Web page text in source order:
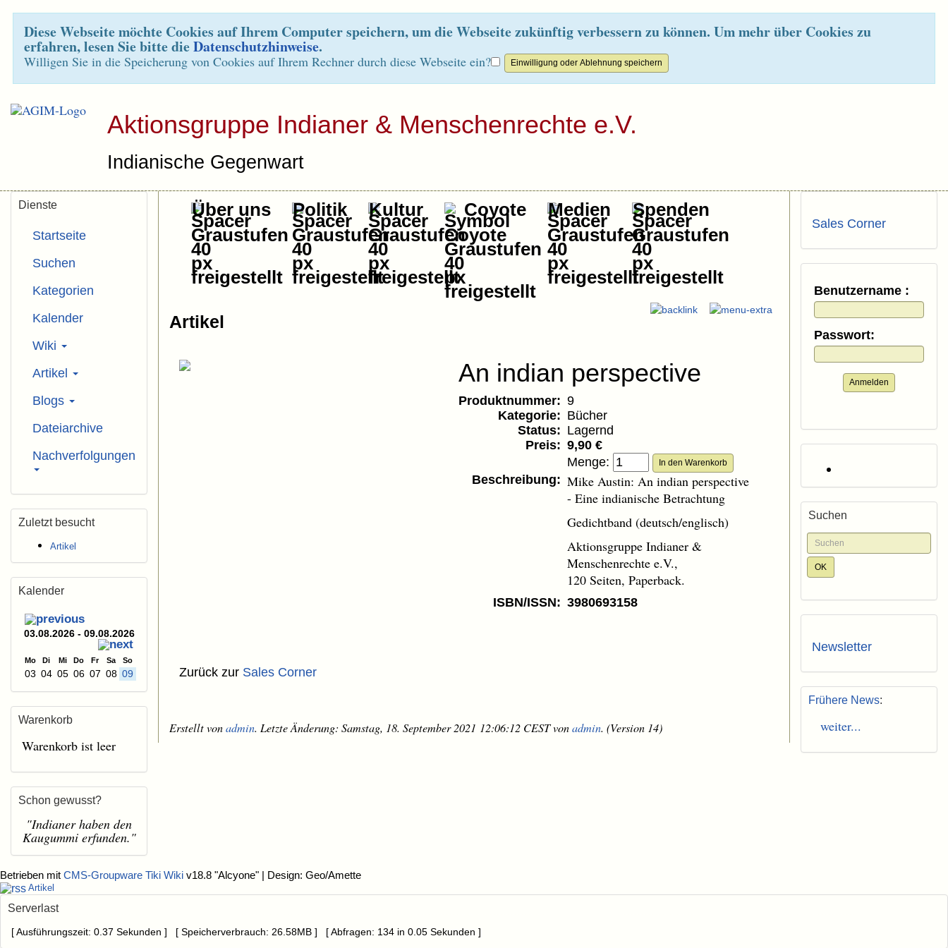
Diese Webseite möchte Cookies auf Ihrem Computer speichern, um die Webseite zukünftig verbessern zu können. Um mehr über Cookies zu
erfahren, lesen Sie bitte dieDatenschutzhinweise.
Willigen Sie in die Speicherung von Cookies auf Ihrem Rechner durch diese Webseite ein?
Aktionsgruppe Indianer & Menschenrechte e.V.
Indianische Gegenwart
Über uns Politik Kultur Coyote Medien Spenden
Artikel
An indian perspective
Produktnummer: 9
Kategorie: Bücher
Status: Lagernd
Preis: 9,90 €
Menge:
Beschreibung: Mike Austin: An indian perspective
- Eine indianische Betrachtung
Gedichtband (deutsch/englisch)
Aktionsgruppe Indianer &
Menschenrechte e.V.,
120 Seiten, Paperback.
ISBN/ISSN: 3980693158
Zurück zur Sales Corner
Erstellt vonadmin. Letzte Änderung: Samstag, 18. September 2021 12:06:12 CEST vonadmin. (Version 14)
Dienste
Startseite
Suchen
Kategorien
Kalender
Wiki
Artikel
Blogs
Dateiarchive
Nachverfolgungen
Zuletzt besucht
Artikel
Kalender
03.08.2026 - 09.08.2026
Mo Di Mi Do Fr Sa So
03 04 05 06 07 08 09
Warenkorb
Warenkorb ist leer
Schon gewusst?
"Indianer haben den
Kaugummi erfunden."
Sales Corner
Benutzername :
Passwort:
Anmelden
Suchen
Newsletter
Frühere News:
weiter...
Betrieben mit CMS-Groupware Tiki Wiki v18.8 "Alcyone" | Design: Geo/Amette
Artikel
Serverlast
[ Ausführungszeit: 0.37 Sekunden ] [ Speicherverbrauch: 26.58MB ] [ Abfragen: 134 in 0.05 Sekunden ]